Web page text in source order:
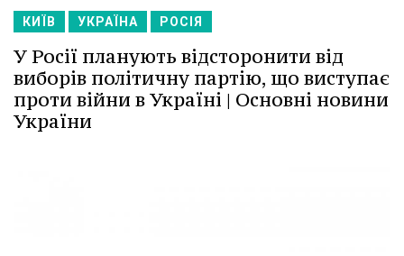
КИЇВ УКРАЇНА РОСІЯ
У Росії планують відсторонити від
виборів політичну партію, що виступає
проти війни в Україні | Основні новини
України